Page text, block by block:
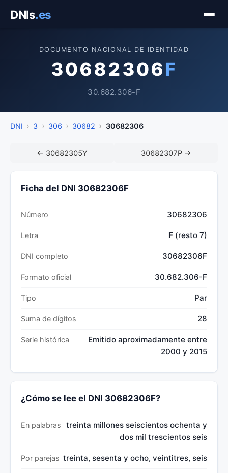
DNIs.es
DOCUMENTO NACIONAL DE IDENTIDAD
30682306F
30.682.306-F
DNI 3 306 30682 30682306
← 30682305Y 30682307P →
Ficha del DNI 30682306F
Número 30682306
Letra F (resto 7)
DNI completo 30682306F
Formato oficial 30.682.306-F
Tipo Par
Suma de dígitos 28
Serie histórica
Emitido aproximadamente entre
2000 y 2015
¿Cómo se lee el DNI 30682306F?
En palabras
treinta millones seiscientos ochenta y
dos mil trescientos seis
Por parejas treinta, sesenta y ocho, veintitres, seis